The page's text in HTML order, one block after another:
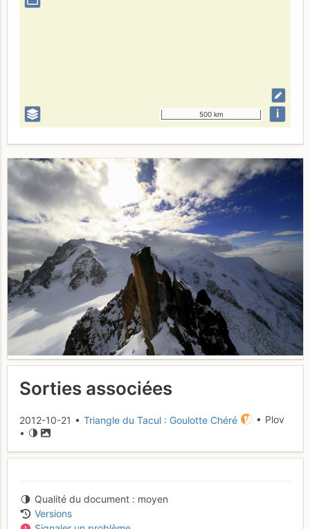
500 km i
Sorties associées
2012-10-21 • Triangle du Tacul : Goulotte Chéré
• Plov
•
Qualité du document
moyen
Versions